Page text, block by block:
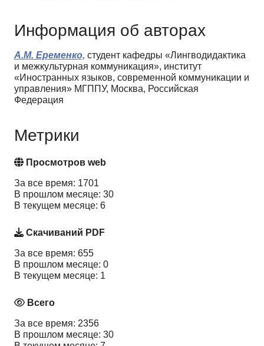
Информация об авторах
А.М. Еременко, студент кафедры «Лингводидактика
и межкультурная коммуникация», институт
«Иностранных языков, современной коммуникации и
управления» МГППУ, Москва, Российская
Федерация
Метрики
Просмотров web
За все время: 1701
В прошлом месяце: 30
В текущем месяце: 6
Скачиваний PDF
За все время: 655
В прошлом месяце: 0
В текущем месяце: 1
Всего
За все время: 2356
В прошлом месяце: 30